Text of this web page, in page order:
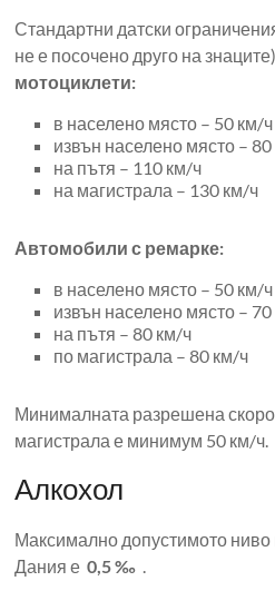
Стандартни датски
не е посочено друго на
мотоциклети:
в населено място – 50 км/ч
извън населено място –
на пътя – 110 км/ч
на магистрала – 130 км/ч
Автомобили с ремарке:
в населено място – 50 км/ч
извън населено място –
на пътя – 80 км/ч
по магистрала – 80 км/ч
Минималната разрешена
магистрала е минимум 50 км/ч.
Алкохол
Максимално допустимото ниво
Дания е0,5 ‰ .